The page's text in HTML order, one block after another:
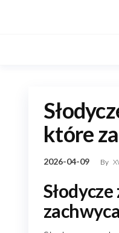
które
2026-04-09 By